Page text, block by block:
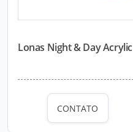
Lonas Night & Day Acrylic
CONTATO